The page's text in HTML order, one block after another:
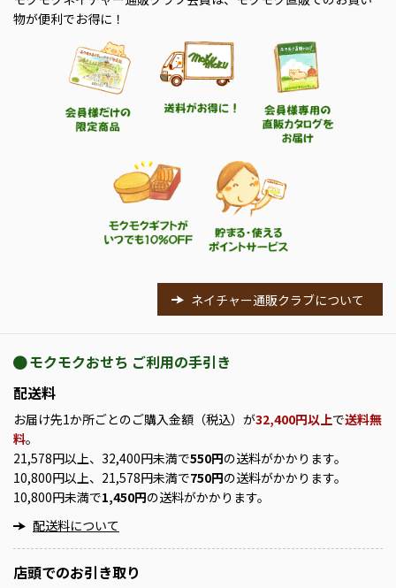
物が便利でお得に！
ネイチャー通販クラブについて
モクモクおせち ご利用の手引き
配送料
お届け先1か所ごとのご購入金額（税込）が32,400円以上で送料無
料。
21,578円以上、32,400円未満で550円の送料がかかります。
10,800円以上、21,578円未満で750円の送料がかかります。
10,800円未満で1,450円の送料がかかります。
配送料について
店頭でのお引き取り